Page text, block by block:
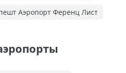
Аэропорт Ференц Лист